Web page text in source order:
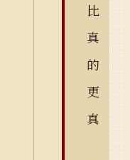
比
真
的
更
真